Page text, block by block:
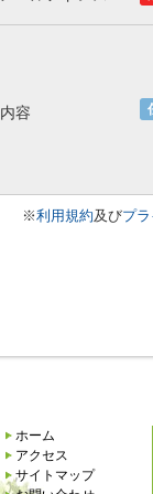
内容
※利用規約及びプ
ホーム
アクセス
サイトマップ